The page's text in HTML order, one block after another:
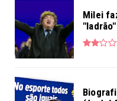
Milei